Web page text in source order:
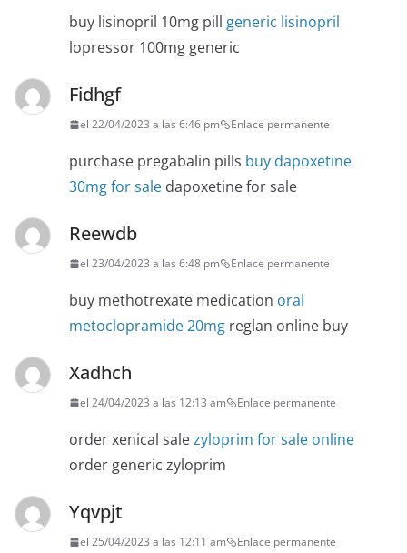
buy lisinopril 10mg pill generic lisinopril
lopressor 100mg generic
Fidhgf
el 22/04/2023 a las 6:46 pm Enlace permanente
purchase pregabalin pills buy dapoxetine
30mg for sale dapoxetine for sale
Reewdb
el 23/04/2023 a las 6:48 pm Enlace permanente
buy methotrexate medication oral
metoclopramide 20mg reglan online buy
Xadhch
el 24/04/2023 a las 12:13 am Enlace permanente
order xenical salezyloprim for sale online
order generic zyloprim
Yqvpjt
el 25/04/2023 a las 12:11 am Enlace permanente